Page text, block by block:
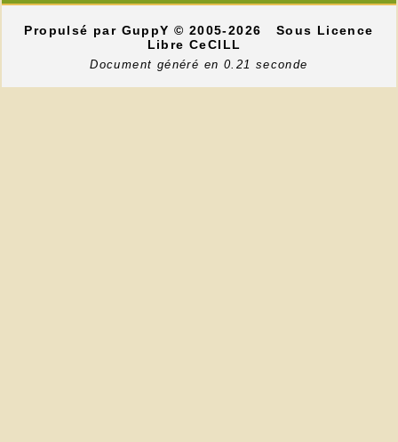
Propulsé par GuppY© 2005-2026
Sous Licence
Libre CeCILL
Document généré en 0.21 seconde